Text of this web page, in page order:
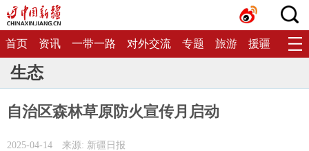
首页 资讯 一带一路 对外交流 专题 旅游 援疆 生态
生态
自治区森林草原防火宣传月启动
2025-04-14 来源: 新疆日报